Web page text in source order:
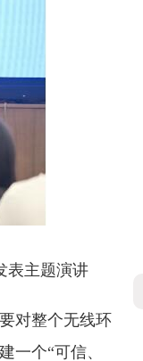
表主题演讲
对整个无线环
一个“可信、